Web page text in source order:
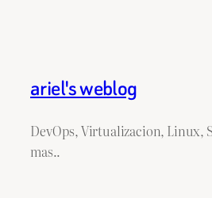
ariel's weblog
DevOps, Virtualizacion, Linux,
mas..